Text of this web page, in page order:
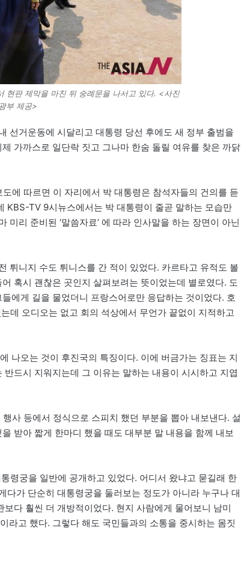
현판 제막을 마친 뒤 숭례문을 나서고 있다. <사진
부 제공>
선거운동에 시달리고 대통령 당선 후에도 새 정부 출범을
가까스로 일단락 짓고 그나마 한숨 돌릴 여유를 찾은 까닭
에 따르면 이 자리에서 박 대통령은 참석자들의 건의를 듣
KBS-TV 9시뉴스에서는 박 대통령이 줄곧 말하는 모습만
리 준비된 ‘말씀자료’ 에 따라 인사말을 하는 장면이 아닌
튀니지 수도 튀니스를 간 적이 있었다. 카르타고 유적도 볼
혹시 괜찮은 곳인지 살펴보려는 뜻이었는데 별로였다. 도
에게 길을 물었더니 프랑스어로만 응답하는 것이었다. 호
데 오디오는 없고 회의 석상에서 무언가 끝없이 지적하고
나오는 것이 후진국의 특징이다. 이에 버금가는 징표는 지
드시 지워지는데 그 이유는 말하는 내용이 시시하고 지엽
사 등에서 정식으로 스피치 했던 부분을 뽑아 내보낸다. 설
받아 짧게 한마디 했을 때도 대부분 말 내용을 함께 내보
령궁을 일반에 공개하고 있었다. 어디서 왔냐고 묻길래 한
가 단순히 대통령궁을 둘러보는 정도가 아니라 누구나 대
다 훨씬 더 개방적이었다. 현지 사람에게 물어보니 남미
라고 했다. 그렇다 해도 국민들과의 소통을 중시하는 몸짓